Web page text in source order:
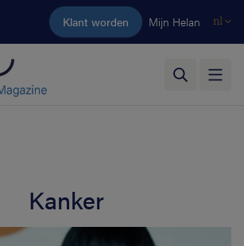
Ga naar de hoofdinhoud
Klant worden Mijn Helan nl
Kanker